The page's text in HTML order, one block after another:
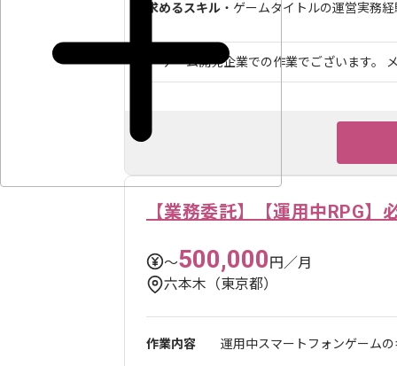
求めるスキル ・ゲームタイトルの運営実務
ゲーム開発企業での作業でございます。
【業務委託】【運用中RPG
〜500,000円／月
六本木（東京都）
作業内容 運用中スマートフォンゲーム